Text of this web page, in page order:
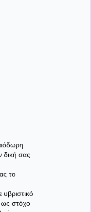
δική σας
το
ως στόχο